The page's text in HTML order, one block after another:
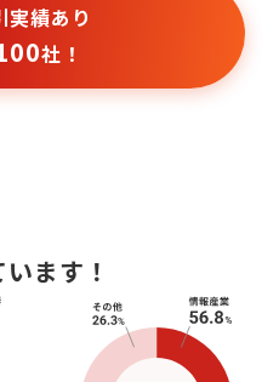
実績あり
社！
ます！